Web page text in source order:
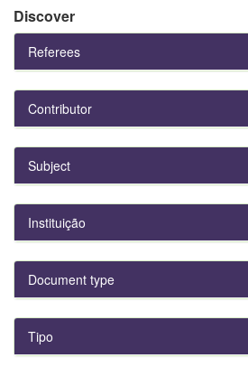
Discover
Referees
Contributor
Subject
Instituição
Document type
Tipo